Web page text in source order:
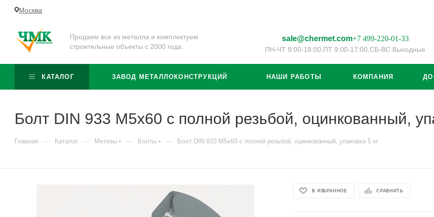
Москва
Продаем все из металла и комплектуем
строительные объекты с 2000 года.
sale@chermet.com+7 499-220-01-33
ПН-ЧТ 9:00-18:00, ПТ 9:00-17:00, СБ-ВС Выходные
КАТАЛОГ ЗАВОД МЕТАЛЛОКОНСТРУКЦИЙ НАШИ РАБОТЫ КОМПАНИЯ
Болт DIN 933 М5х60 с полной резьбой, оцинкованный,
Главная — Каталог — Метизы — Болты — Болт DIN 933 М5х60 с полной резьбой, оцинкованный, упаковка 5 кг
В ИЗБРАННОЕ СРАВНИТЬ